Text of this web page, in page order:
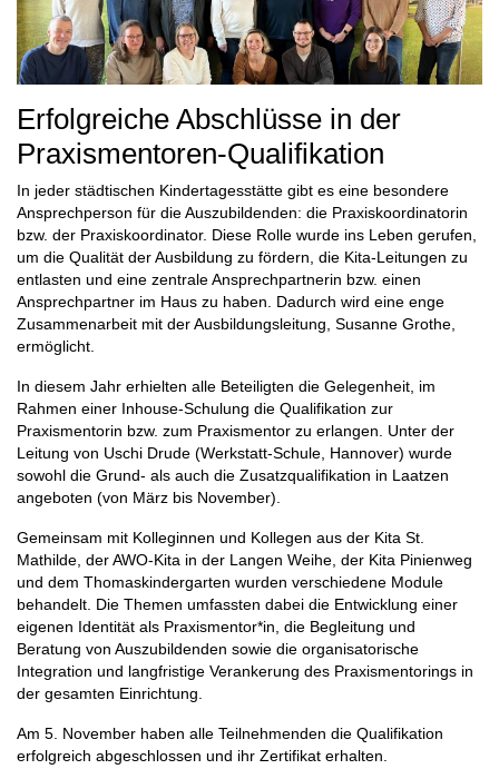
Erfolgreiche Abschlüsse in der
Praxismentoren-Qualifikation
In jeder städtischen Kindertagesstätte gibt es eine besondere
Ansprechperson für die Auszubildenden: die Praxiskoordinatorin
bzw. der Praxiskoordinator. Diese Rolle wurde ins Leben gerufen,
um die Qualität der Ausbildung zu fördern, die Kita-Leitungen zu
entlasten und eine zentrale Ansprechpartnerin bzw. einen
Ansprechpartner im Haus zu haben. Dadurch wird eine enge
Zusammenarbeit mit der Ausbildungsleitung, Susanne Grothe,
ermöglicht.
In diesem Jahr erhielten alle Beteiligten die Gelegenheit, im
Rahmen einer Inhouse-Schulung die Qualifikation zur
Praxismentorin bzw. zum Praxismentor zu erlangen. Unter der
Leitung von Uschi Drude (Werkstatt-Schule, Hannover) wurde
sowohl die Grund- als auch die Zusatzqualifikation in Laatzen
angeboten (von März bis November).
Gemeinsam mit Kolleginnen und Kollegen aus der Kita St.
Mathilde, der AWO-Kita in der Langen Weihe, der Kita Pinienweg
und dem Thomaskindergarten wurden verschiedene Module
behandelt. Die Themen umfassten dabei die Entwicklung einer
eigenen Identität als Praxismentor*in, die Begleitung und
Beratung von Auszubildenden sowie die organisatorische
Integration und langfristige Verankerung des Praxismentorings in
der gesamten Einrichtung.
Am 5. November haben alle Teilnehmenden die Qualifikation
erfolgreich abgeschlossen und ihr Zertifikat erhalten.